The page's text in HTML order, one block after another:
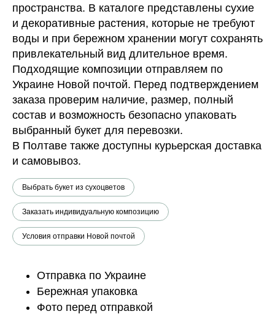
пространства. В каталоге представлены сухие
и декоративные растения, которые не требуют
воды и при бережном хранении могут сохранять
привлекательный вид длительное время.
Подходящие композиции отправляем по
Украине Новой почтой. Перед подтверждением
заказа проверим наличие, размер, полный
состав и возможность безопасно упаковать
выбранный букет для перевозки.
В Полтаве также доступны курьерская доставка
и самовывоз.
Выбрать букет из сухоцветов
Заказать индивидуальную композицию
Условия отправки Новой почтой
Отправка по Украине
Бережная упаковка
Фото перед отправкой